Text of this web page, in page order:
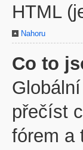
HTML
Nahoru
Co to
přečíst
fórem a